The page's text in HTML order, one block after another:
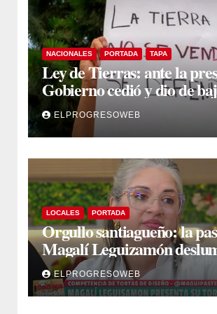
NACIONALES PORTADA TAPA
Ley de Tierras: ante la
Gobierno cedió y dio de
capítulo de la polémica
ELPROGRESOWEB
LOCALES PORTADA
Orgullo santiagueño: la
Magalí Leguizamón
Canal 13 con su torta
ganó la competencia
ELPROGRESOWEB